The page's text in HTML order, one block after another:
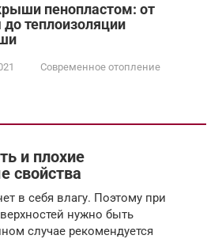
пенопластом: от
теплоизоляции
Современное отопление
и плохие
свойства
в себя влагу. Поэтому при
нужно быть
случае рекомендуется